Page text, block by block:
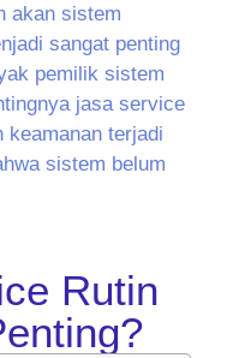
akan sistem
sangat penting
pemilik sistem
jasa service
keamanan terjadi
sistem belum
Rutin